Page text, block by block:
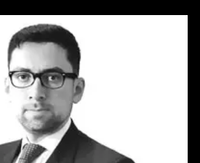
Carlos Camargo
en planeación tributaria y
Desde 2010 asesora empresas y